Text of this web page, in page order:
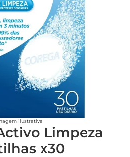
ilustrativa
Limpeza
x30